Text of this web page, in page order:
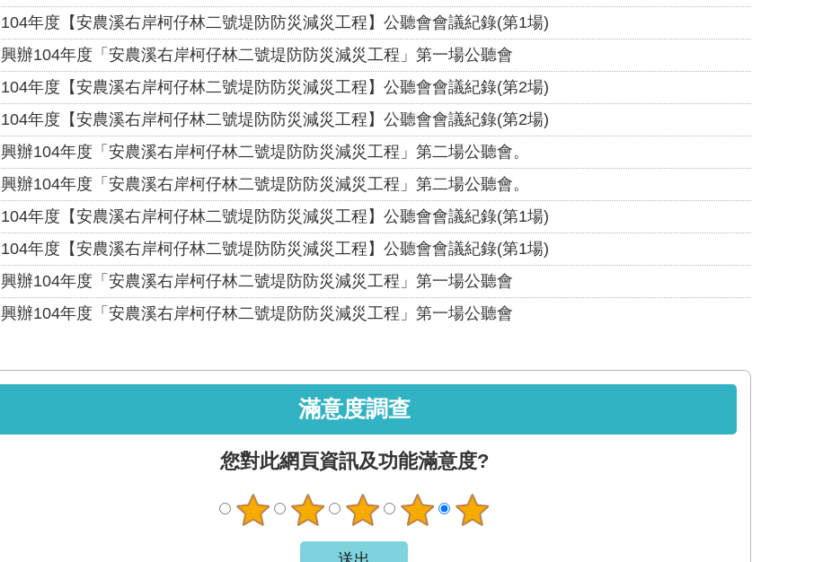
104年度【安農溪右岸柯仔林二號堤防防災減災工程】公聽會會議紀錄(第1場)
興辦104年度「安農溪右岸柯仔林二號堤防防災減災工程」第一場公聽會
104年度【安農溪右岸柯仔林二號堤防防災減災工程】公聽會會議紀錄(第2場)
104年度【安農溪右岸柯仔林二號堤防防災減災工程】公聽會會議紀錄(第2場)
興辦104年度「安農溪右岸柯仔林二號堤防防災減災工程」第二場公聽會。
興辦104年度「安農溪右岸柯仔林二號堤防防災減災工程」第二場公聽會。
104年度【安農溪右岸柯仔林二號堤防防災減災工程】公聽會會議紀錄(第1場)
104年度【安農溪右岸柯仔林二號堤防防災減災工程】公聽會會議紀錄(第1場)
興辦104年度「安農溪右岸柯仔林二號堤防防災減災工程」第一場公聽會
興辦104年度「安農溪右岸柯仔林二號堤防防災減災工程」第一場公聽會
滿意度調查
您對此網頁資訊及功能滿意度?